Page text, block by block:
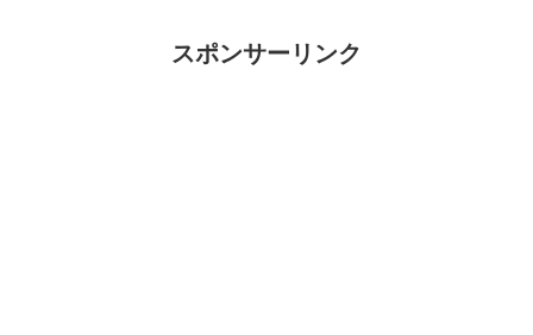
スポンサーリンク